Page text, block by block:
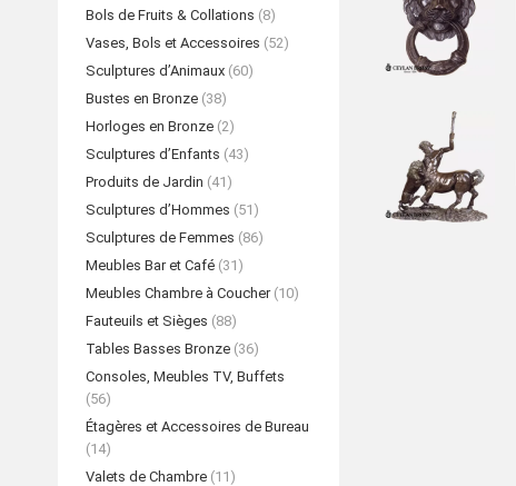
Bols de Fruits & Collations (8)
Vases, Bols et Accessoires (52)
Sculptures d’Animaux (60)
Bustes en Bronze (38)
Horloges en Bronze (2)
Sculptures d’Enfants (43)
Produits de Jardin (41)
Sculptures d’Hommes (51)
Sculptures de Femmes (86)
Meubles Bar et Café (31)
Meubles Chambre à Coucher (10)
Fauteuils et Sièges (88)
Tables Basses Bronze (36)
Consoles, Meubles TV, Buffets
(56)
Étagères et Accessoires de Bureau
(14)
Valets de Chambre (11)